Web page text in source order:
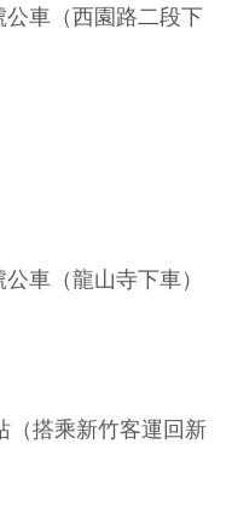
車（西園路二段下
車（龍山寺下車）
搭乘新竹客運回新